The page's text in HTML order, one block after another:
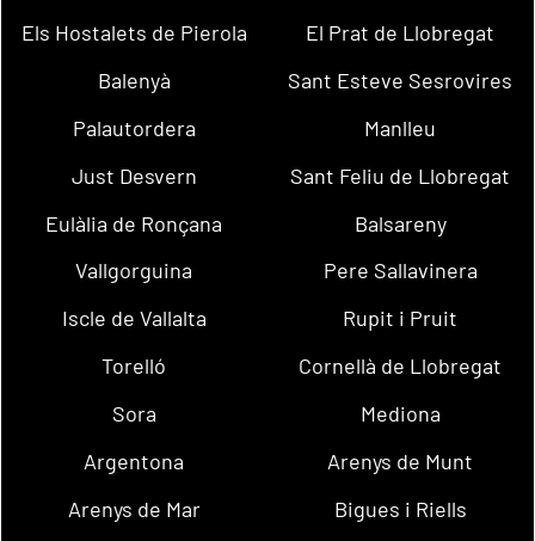
Els Hostalets de Pierola
El Prat de Llobregat
Balenyà
Sant Esteve Sesrovires
Palautordera
Manlleu
Just Desvern
Sant Feliu de Llobregat
Eulàlia de Ronçana
Balsareny
Vallgorguina
Pere Sallavinera
Iscle de Vallalta
Rupit i Pruit
Torelló
Cornellà de Llobregat
Sora
Mediona
Argentona
Arenys de Munt
Arenys de Mar
Bigues i Riells